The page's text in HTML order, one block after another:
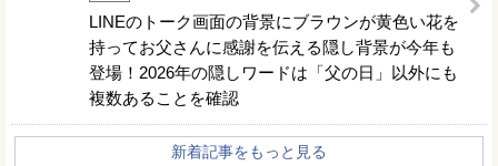
LINEのトーク画面の背景にブラウンが黄色い花を
持ってお父さんに感謝を伝える隠し背景が今年も
登場！2026年の隠しワードは「父の日」以外にも
複数あることを確認
新着記事をもっと見る